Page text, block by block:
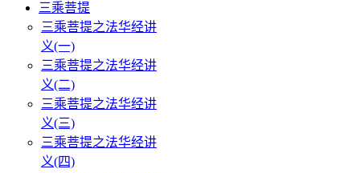
三乘菩提
三乘菩提之法华经讲
义(一)
三乘菩提之法华经讲
义(二)
三乘菩提之法华经讲
义(三)
三乘菩提之法华经讲
义(四)